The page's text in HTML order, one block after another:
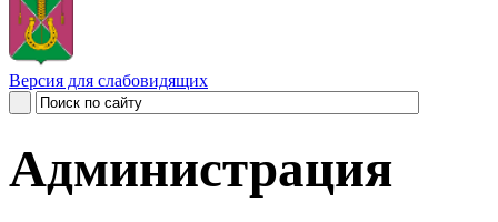
Версия для слабовидящих
Администрация